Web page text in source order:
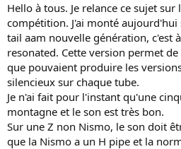
Hello à tous. Je relance ce sujet
compétition. J'ai monté
tail aam nouvelle génération, c'est
resonated. Cette version permet
que pouvaient produire les
silencieux sur chaque tube.
Je n'ai fait pour l'instant qu'une
montagne et le son est très bon.
Sur une Z non Nismo, le son doit
que la Nismo a un H pipe et la